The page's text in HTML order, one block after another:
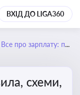
ВХІД ДО LIGA360
Все про зарплату: правила, схеми, кейси
схеми,